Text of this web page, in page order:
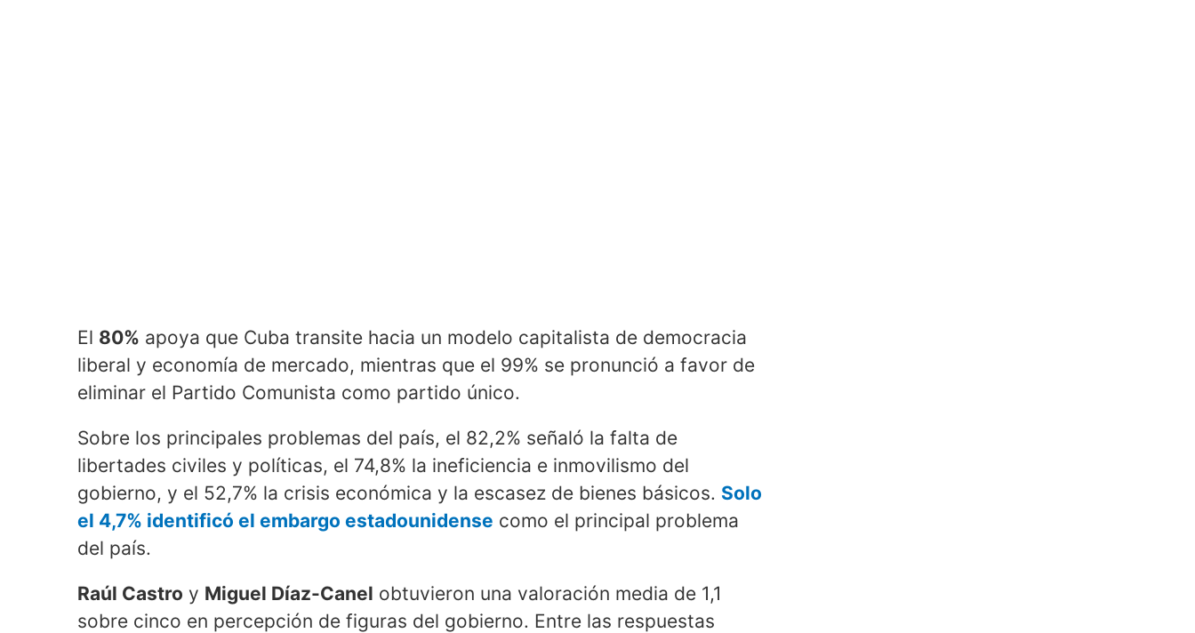
El 80% apoya que Cuba transite hacia un modelo capitalista de democracia
liberal y economía de mercado, mientras que el 99% se pronunció a favor de
eliminar el Partido Comunista como partido único.
Sobre los principales problemas del país, el 82,2% señaló la falta de
libertades civiles y políticas, el 74,8% la ineficiencia e inmovilismo del
gobierno, y el 52,7% la crisis económica y la escasez de bienes básicos. Solo
el 4,7% identificó el embargo estadounidense como el principal problema
del país.
Raúl Castro y Miguel Díaz-Canel obtuvieron una valoración media de 1,1
sobre cinco en percepción de figuras del gobierno. Entre las respuestas